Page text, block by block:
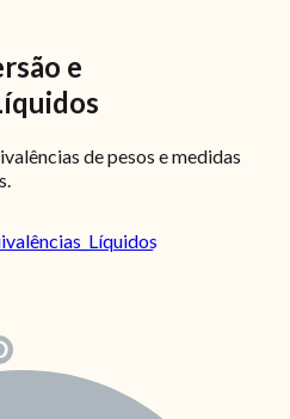
e
de pesos e medidas